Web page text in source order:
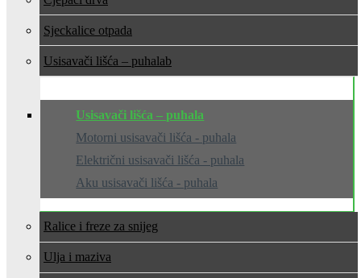
Sjeckalice otpada
Usisavači lišća – puhala
Usisavači lišća – puhala
Motorni usisavači lišća - puhala
Električni usisavači lišća - puhala
Aku usisavači lišća - puhala
Ralice i freze za snijeg
Ulja i maziva